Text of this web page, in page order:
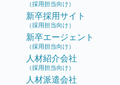
（採用担当向け）
新卒採用サイト
（採用担当向け）
新卒エージェント
（採用担当向け）
人材紹介会社
（採用担当向け）
人材派遣会社